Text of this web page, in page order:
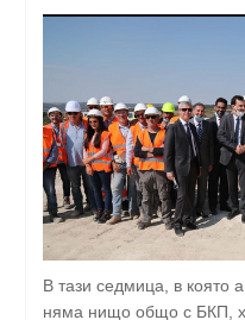
В тази седмица, в която
няма нищо общо с БКП,